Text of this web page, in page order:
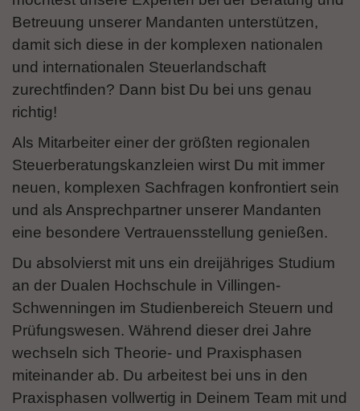
Betreuung unserer Mandanten unterstützen,
damit sich diese in der komplexen nationalen
und internationalen Steuerlandschaft
zurechtfinden? Dann bist Du bei uns genau
richtig!
Als Mitarbeiter einer der größten regionalen
Steuerberatungskanzleien wirst Du mit immer
neuen, komplexen Sachfragen konfrontiert sein
und als Ansprechpartner unserer Mandanten
eine besondere Vertrauensstellung genießen.
Du absolvierst mit uns ein dreijähriges Studium
an der Dualen Hochschule in Villingen-
Schwenningen im Studienbereich Steuern und
Prüfungswesen. Während dieser drei Jahre
wechseln sich Theorie- und Praxisphasen
miteinander ab. Du arbeitest bei uns in den
Praxisphasen vollwertig in Deinem Team mit und